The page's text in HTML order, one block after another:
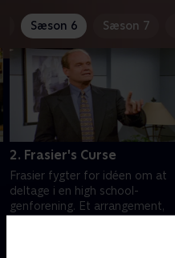
Sæson 6 Sæson 7
2. Frasier's Curse
Frasier fygter for idéen om at
deltage i en high school-
genforening. Et arrangement,